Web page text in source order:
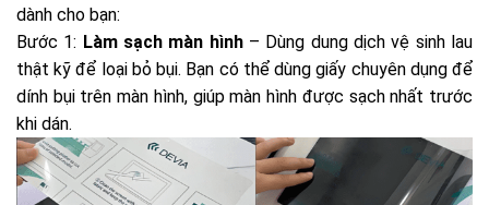
dành cho bạn:
Bước 1: Làm sạch màn hình– Dùng dung dịch vệ sinh lau
thật kỹ để loại bỏ bụi. Bạn có thể dùng giấy chuyên dụng để
dính bụi trên màn hình, giúp màn hình được sạch nhất trước
khi dán.